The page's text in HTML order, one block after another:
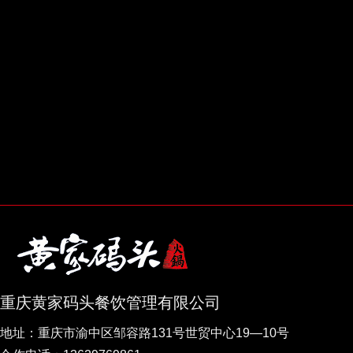
重庆黄家码头餐饮管理有限公司
地址：重庆市渝中区邹容路131号世贸中心19—10号